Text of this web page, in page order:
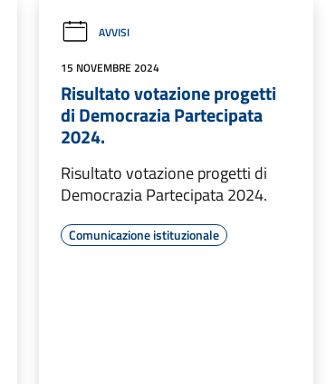
AVVISI
15 NOVEMBRE 2024
Risultato votazione progetti
di Democrazia Partecipata
2024.
Risultato votazione progetti di
Democrazia Partecipata 2024.
Comunicazione istituzionale